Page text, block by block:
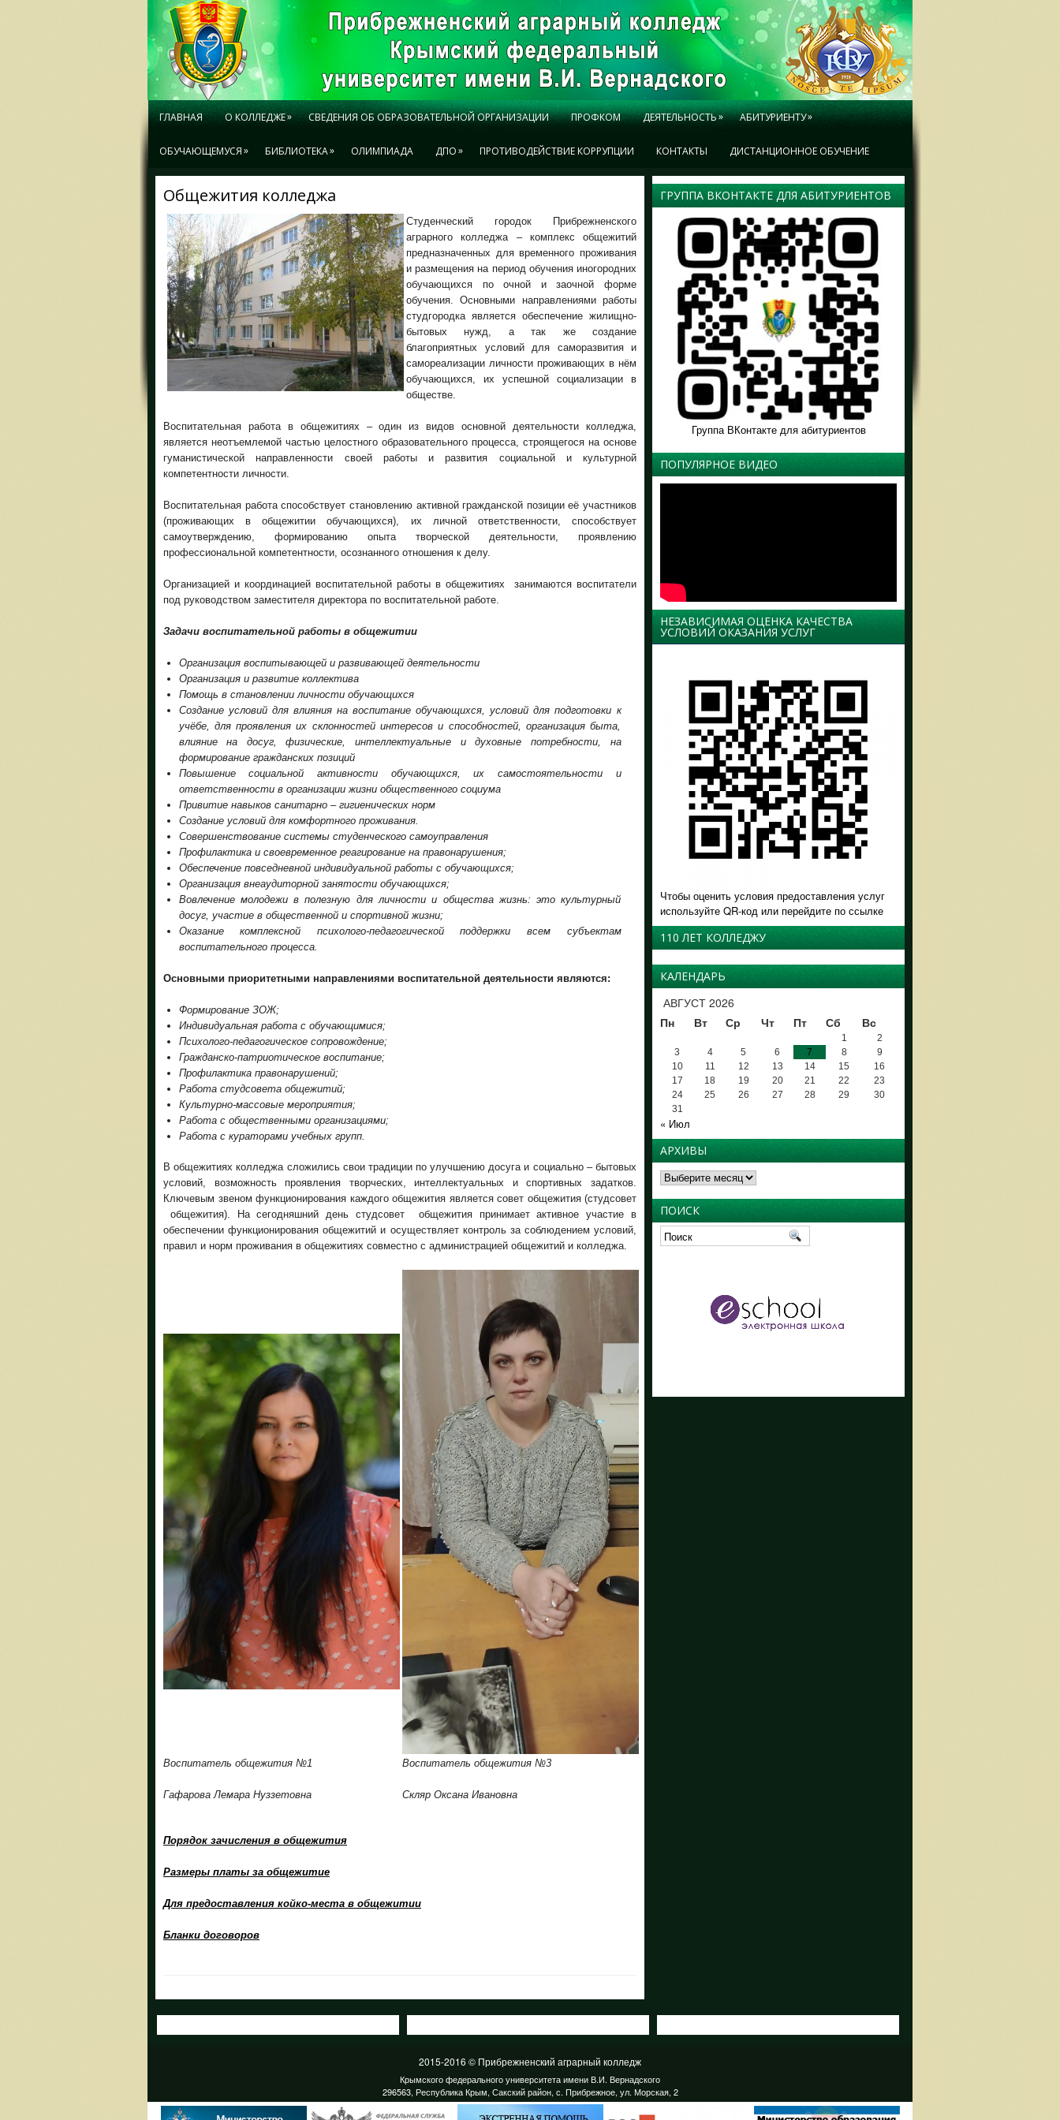
ГЛАВНАЯ О КОЛЛЕДЖЕ» СВЕДЕНИЯ ОБ ОБРАЗОВАТЕЛЬНОЙ ОРГАНИЗАЦИИ ПРОФКОМ ДЕЯТЕЛЬНОСТЬ» АБИТУРИЕНТУ»
ОБУЧАЮЩЕМУСЯ» БИБЛИОТЕКА» ОЛИМПИАДА ДПО» ПРОТИВОДЕЙСТВИЕ КОРРУПЦИИ КОНТАКТЫ ДИСТАНЦИОННОЕ ОБУЧЕНИЕ
Общежития колледжа
Cтуденческий городок Прибрежненского
аграрного колледжа – комплекс общежитий
предназначенных для временного проживания
и размещения на период обучения иногородних
обучающихся по очной и заочной форме
обучения. Основными направлениями работы
студгородка является обеспечение жилищно-
бытовых нужд, а так же создание
благоприятных условий для саморазвития и
самореализации личности проживающих в нём
обучающихся, их успешной социализации в
обществе.
Воспитательная работа в общежитиях – один из видов основной деятельности колледжа,
является неотъемлемой частью целостного образовательного процесса, строящегося на основе
гуманистической направленности своей работы и развития социальной и культурной
компетентности личности.
Воспитательная работа способствует становлению активной гражданской позиции её участников
(проживающих в общежитии обучающихся), их личной ответственности, способствует
самоутверждению, формированию опыта творческой деятельности, проявлению
профессиональной компетентности, осознанного отношения к делу.
Организацией и координацией воспитательной работы в общежитиях занимаются воспитатели
под руководством заместителя директора по воспитательной работе.
Задачи воспитательной работы в общежитии
Организация воспитывающей и развивающей деятельности
Организация и развитие коллектива
Помощь в становлении личности обучающихся
Создание условий для влияния на воспитание обучающихся, условий для подготовки к
учёбе, для проявления их склонностей интересов и способностей, организация быта,
влияние на досуг, физические, интеллектуальные и духовные потребности, на
формирование гражданских позиций
Повышение социальной активности обучающихся, их самостоятельности и
ответственности в организации жизни общественного социума
Привитие навыков санитарно – гигиенических норм
Создание условий для комфортного проживания.
Совершенствование системы студенческого самоуправления
Профилактика и своевременное реагирование на правонарушения;
Обеспечение повседневной индивидуальной работы с обучающихся;
Организация внеаудиторной занятости обучающихся;
Вовлечение молодежи в полезную для личности и общества жизнь: это культурный
досуг, участие в общественной и спортивной жизни;
Оказание комплексной психолого-педагогической поддержки всем субъектам
воспитательного процесса.
Основными приоритетными направлениями воспитательной деятельности являются:
Формирование ЗОЖ;
Индивидуальная работа с обучающимися;
Психолого-педагогическое сопровождение;
Гражданско-патриотическое воспитание;
Профилактика правонарушений;
Работа студсовета общежитий;
Культурно-массовые мероприятия;
Работа с общественными организациями;
Работа с кураторами учебных групп.
В общежитиях колледжа сложились свои традиции по улучшению досуга и социально – бытовых
условий, возможность проявления творческих, интеллектуальных и спортивных задатков.
Ключевым звеном функционирования каждого общежития является совет общежития (студсовет
общежития). На сегодняшний день студсовет общежития принимает активное участие в
обеспечении функционирования общежитий и осуществляет контроль за соблюдением условий,
правил и норм проживания в общежитиях совместно с администрацией общежитий и колледжа.
Воспитатель общежития №1
Гафарова Лемара Нуззетовна
Воспитатель общежития №3
Скляр Оксана Ивановна
Порядок зачисления в общежития
Размеры платы за общежитие
Для предоставления койко-места в общежитии
Бланки договоров
ГРУППА ВКОНТАКТЕ ДЛЯ АБИТУРИЕНТОВ
Группа ВКонтакте для абитуриентов
ПОПУЛЯРНОЕ ВИДЕО
НЕЗАВИСИМАЯ ОЦЕНКА КАЧЕСТВА
УСЛОВИЙ ОКАЗАНИЯ УСЛУГ
Чтобы оценить условия предоставления услуг
используйте QR-код или перейдите по ссылке
110 ЛЕТ КОЛЛЕДЖУ
КАЛЕНДАРЬ
АВГУСТ 2026
Пн
Вт Ср Чт Пт Сб Вс
1
2
3
4 5 6 7 8
9
10
11 12 13 14 15
16
17
18 19 20 21 22
23
24
25 26 27 28 29
30
31
« Июл
АРХИВЫ
Архивы
ПОИСК
2015-2016 © Прибрежненский аграрный колледж
Крымского федерального университета имени В.И. Вернадского
296563, Республика Крым, Сакский район, с. Прибрежное, ул. Морская, 2